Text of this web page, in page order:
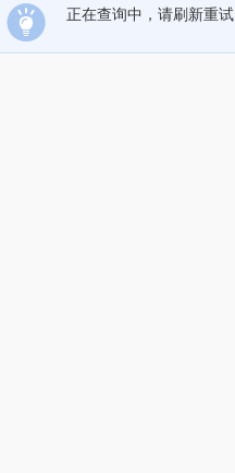
正在查询中，请刷新重试